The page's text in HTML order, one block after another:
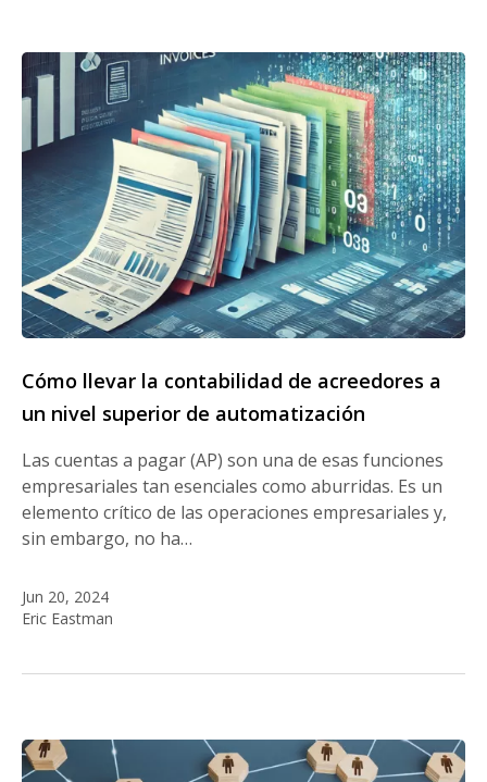
Cómo llevar la contabilidad de acreedores a
un nivel superior de automatización
Las cuentas a pagar (AP) son una de esas funciones
empresariales tan esenciales como aburridas. Es un
elemento crítico de las operaciones empresariales y,
sin embargo, no ha…
Jun 20, 2024
Eric Eastman